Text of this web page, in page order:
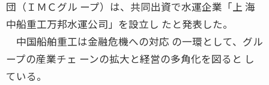
団（ＩＭＣグル ープ）は、共同出資で水運企業「上 海
中船重工万邦水運公司」を設立し たと発表した。
中国船舶重工は金融危機への対応 の一環として、グル
ープの産業チェ ーンの拡大と経営の多角化を図ると し
ている。